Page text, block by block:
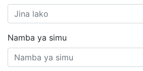
Namba ya simu